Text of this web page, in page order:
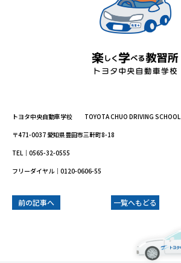
トヨタ中央自動車学校 TOYOTA CHUO DRIVING SCHOOL
〒471-0037 愛知県豊田市三軒町8-18
TEL｜0565-32-0555
フリーダイヤル｜0120-0606-55
前の記事へ 一覧へもどる